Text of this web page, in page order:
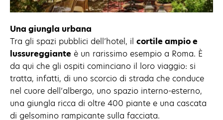
Una giungla urbana
Tra gli spazi pubblici dell’hotel, il cortile ampio e
lussureggiante è un rarissimo esempio a Roma. È
da qui che gli ospiti cominciano il loro viaggio: si
tratta, infatti, di uno scorcio di strada che conduce
nel cuore dell’albergo, uno spazio interno-esterno,
una giungla ricca di oltre 400 piante e una cascata
di gelsomino rampicante sulla facciata.